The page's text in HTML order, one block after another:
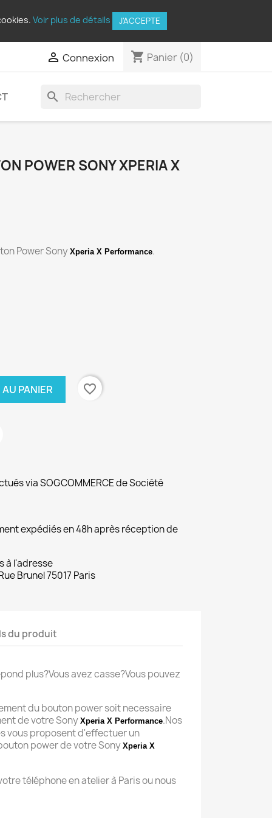
Voir plus de détails J'ACCEPTE
 Connexion shopping_cart Panier (0)
search
POWER SONY XPERIA X
Power SonyXperia X Performance.
PANIER favorite_border
via SOGCOMMERCE de Société
expédiés en 48h après réception de
à l'adresse
Brunel 75017 Paris
du produit
plus?Vous avez casse?Vous pouvez
du bouton power soit necessaire
de votre SonyXperia X Performance.Nos
vous proposent d'effectuer un
power de votre Sony Xperia X
téléphone en atelier à Paris ou nous